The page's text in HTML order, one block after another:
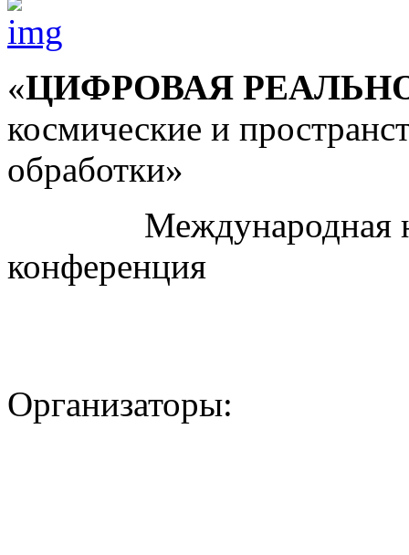
«ЦИФРОВАЯ
космические и
обработки»
Международная
конференция
Организаторы: